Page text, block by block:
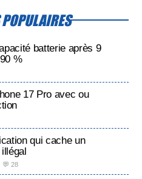
batterie après 9
%
17 Pro avec ou
qui cache un
💬 28